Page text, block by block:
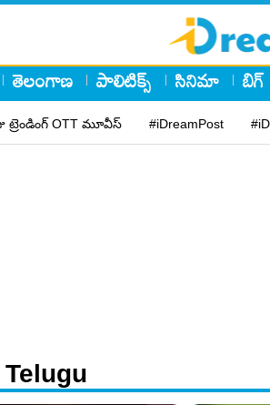
తెలంగాణ పాలిటిక్స్ సినిమా
ట్రెండింగ్ OTT మూవీస్ #iDreamPost